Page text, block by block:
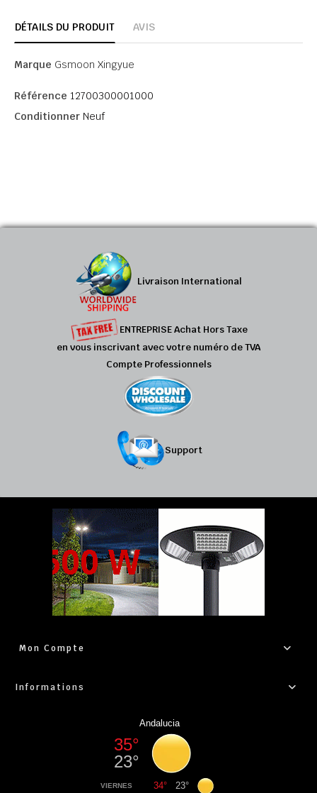
DÉTAILS DU PRODUIT AVIS
Marque Gsmoon Xingyue
Référence 12700300001000
Conditionner Neuf
Livraison International
ENTREPRISE Achat Hors Taxe
en vous inscrivant avec votre numéro de TVA
Compte Professionnels
Support
Mon Compte
Informations